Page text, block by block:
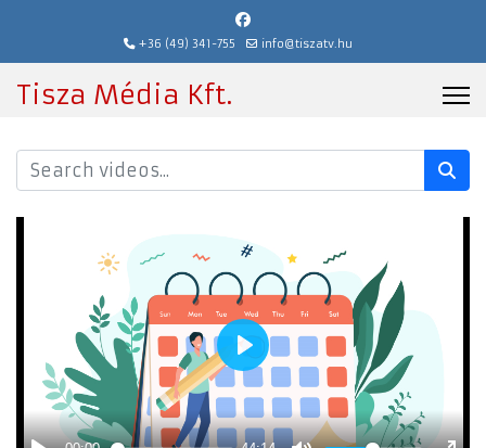
+36 (49) 341-755 info@tiszatv.hu
Tisza Média Kft.